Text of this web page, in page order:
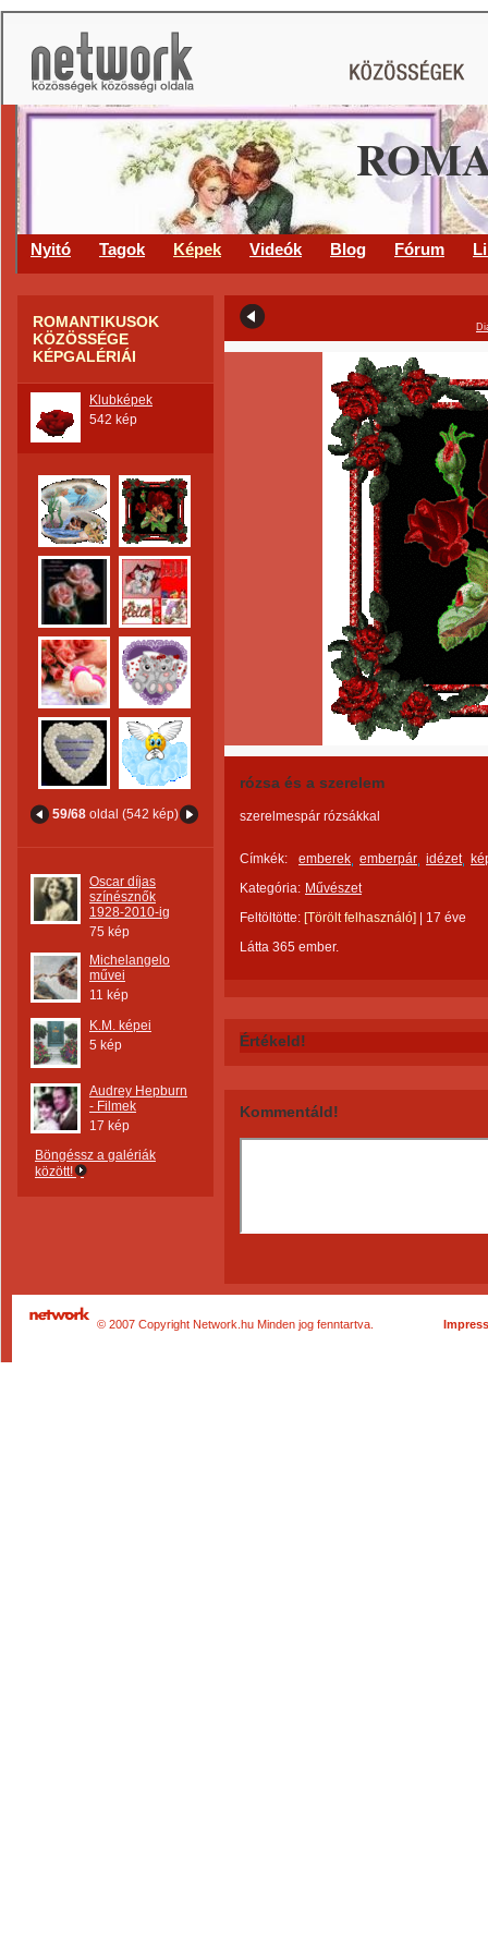
Nyitó Tagok Képek Videók Blog Fórum
ROMANTIKUSOK
KÖZÖSSÉGE
KÉPGALÉRIÁI
Klubképek
542 kép
59/68 oldal (542 kép)
Oscar díjas
színésznők
1928-2010-ig
75 kép
Michelangelo
művei
11 kép
K.M. képei
5 kép
Audrey Hepburn
- Filmek
17 kép
Böngéssz a galériák
között!
rózsa és a szerelem
szerelmespár rózsákkal
Címkék: emberek emberpár idézet
Kategória: Művészet
Feltöltötte: [Törölt felhasználó]
17 éve
Látta 365 ember.
Értékeld!
Kommentáld!
© 2007 Copyright Network.hu Minden jog fenntartva.